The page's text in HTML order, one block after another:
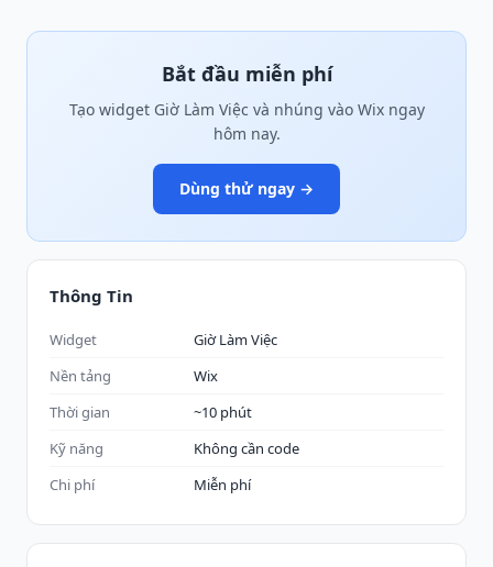
Bắt đầu miễn phí
Tạo widget Giờ Làm Việc và nhúng vào Wix ngay
hôm nay.
Dùng thử ngay →
Thông Tin
Widget
Giờ Làm Việc
Nền tảng
Wix
Thời gian
~10 phút
Kỹ năng
Không cần code
Chi phí
Miễn phí